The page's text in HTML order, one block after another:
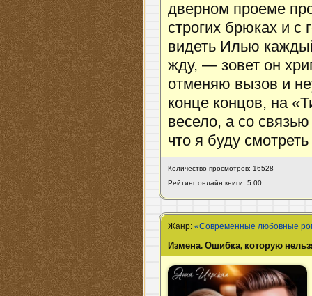
дверном проеме
строгих брюках и
видеть Илью
жду, — зовет он
отменяю вызов и
конце концов, на
весело, а со
что я буду
Количество просмотров: 16528
Рейтинг онлайн книги: 5.00
Жанр:«Современные любовные
Измена. Ошибка, которую